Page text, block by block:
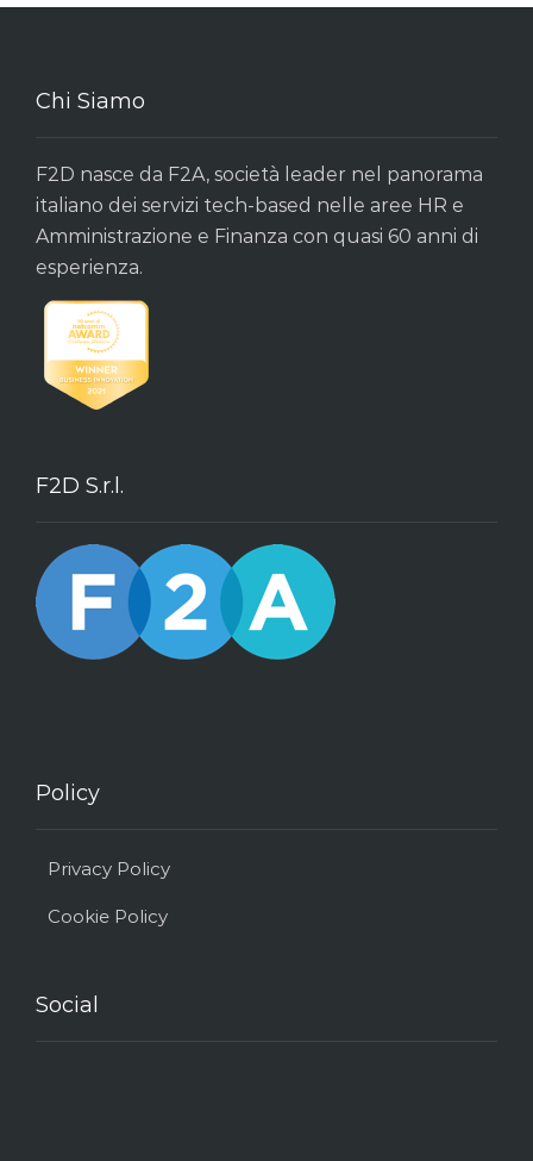
Chi Siamo
F2D nasce da F2A, società leader nel panorama
italiano dei servizi tech-based nelle aree HR e
Amministrazione e Finanza con quasi 60 anni di
esperienza.
F2D S.r.l.
Policy
Privacy Policy
Cookie Policy
Social